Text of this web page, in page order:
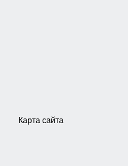
Карта сайта